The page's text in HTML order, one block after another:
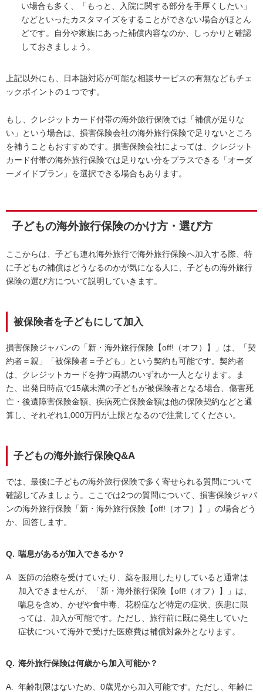
い場合も多く、「もっと、入院に関する部分を手厚くしたい」
などといったカスタマイズをすることができない場合がほとん
どです。自分や家族にあった補償内容なのか、しっかりと確認
しておきましょう。
上記以外にも、日本語対応が可能な相談サービスの有無などもチェ
ックポイントの１つです。
もし、クレジットカード付帯の海外旅行保険では「補償が足りな
い」という場合は、損害保険会社の海外旅行保険で足りないところ
を補うこともおすすめです。損害保険会社によっては、クレジット
カード付帯の海外旅行保険では足りない分をプラスできる「オーダ
ーメイドプラン」を選択できる場合もあります。
子どもの海外旅行保険のかけ方・選び方
ここからは、子ども連れ海外旅行で海外旅行保険へ加入する際、特
に子どもの補償はどうなるのかが気になる人に、子どもの海外旅行
保険の選び方について説明していきます。
被保険者を子どもにして加入
損害保険ジャパンの「新・海外旅行保険【off!（オフ）】」は、「契
約者＝親」「被保険者＝子ども」という契約も可能です。契約者
は、クレジットカードを持つ両親のいずれか一人となります。ま
た、出発日時点で15歳未満の子どもが被保険者となる場合、傷害死
亡・後遺障害保険金額、疾病死亡保険金額は他の保険契約などと通
算し、それぞれ1,000万円が上限となるので注意してください。
子どもの海外旅行保険Q&A
では、最後に子どもの海外旅行保険で多く寄せられる質問について
確認してみましょう。ここでは2つの質問について、損害保険ジャパ
ンの海外旅行保険「新・海外旅行保険【off!（オフ）】」の場合どう
か、回答します。
Q. 喘息があるが加入できるか？
A.
医師の治療を受けていたり、薬を服用したりしていると通常は
加入できませんが、「新・海外旅行保険【off!（オフ）】」は、
喘息を含め、かぜや食中毒、花粉症など特定の症状、疾患に限
っては、加入が可能です。ただし、旅行前に既に発生していた
症状について海外で受けた医療費は補償対象外となります。
Q. 海外旅行保険は何歳から加入可能か？
A.
年齢制限はないため、0歳児から加入可能です。ただし、年齢に